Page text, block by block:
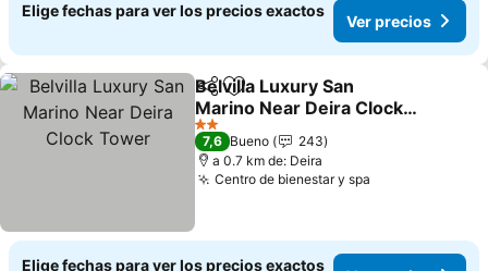
Elige fechas para ver los precios exactos
Ver precios
CompartirAgregar a favoritos
Belvilla Luxury San
Marino Near Deira Clock
Tower
2 Estrellas
7,6 Bueno
243
a 0.7 km de: Deira
Centro de bienestar y spa
Elige fechas para ver los precios exactos